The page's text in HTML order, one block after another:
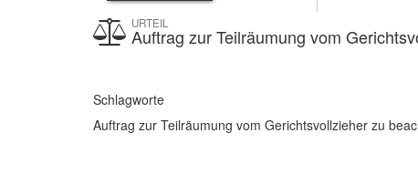
URTEIL
Auftrag zur Teilräumung vom
Schlagworte
Auftrag zur Teilräumung vom Gerichtsvollzieher zu